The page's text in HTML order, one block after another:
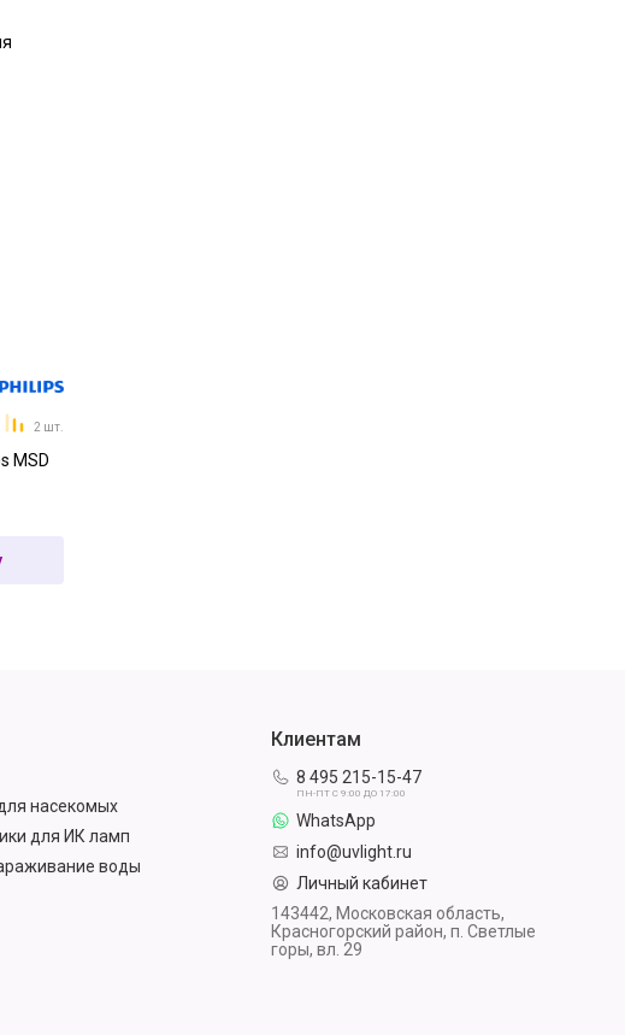
2 шт.
MSD
Клиентам
8 495 215-15-47
ПН-ПТ С 9:00 ДО 17:00
WhatsApp
info@uvlight.ru
Личный кабинет
143442, Московская область,
Красногорский район, п. Светлые
горы, вл. 29
насекомых
для ИК ламп
воды